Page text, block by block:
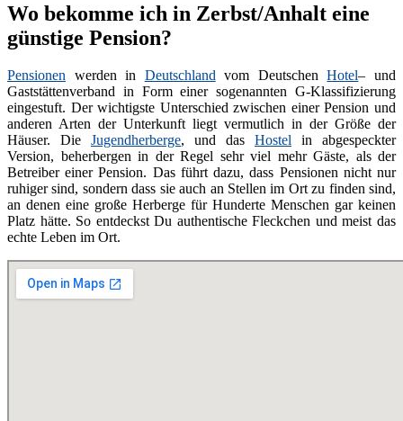
Wo bekomme ich in Zerbst/Anhalt eine
günstige Pension?
Pensionen werden in Deutschlandvom DeutschenHotel– und
Gaststättenverband in Form einer sogenannten G-Klassifizierung
eingestuft. Der wichtigste Unterschied zwischen einer Pension und
anderen Arten der Unterkunft liegt vermutlich in der Größe der
Häuser. Die Jugendherberge, und das Hostel in abgespeckter
Version, beherbergen in der Regel sehr viel mehr Gäste, als der
Betreiber einer Pension. Das führt dazu, dass Pensionen nicht nur
ruhiger sind, sondern dass sie auch an Stellen im Ort zu finden sind,
an denen eine große Herberge für Hunderte Menschen gar keinen
Platz hätte. So entdeckst Du authentische Fleckchen und meist das
echte Leben im Ort.